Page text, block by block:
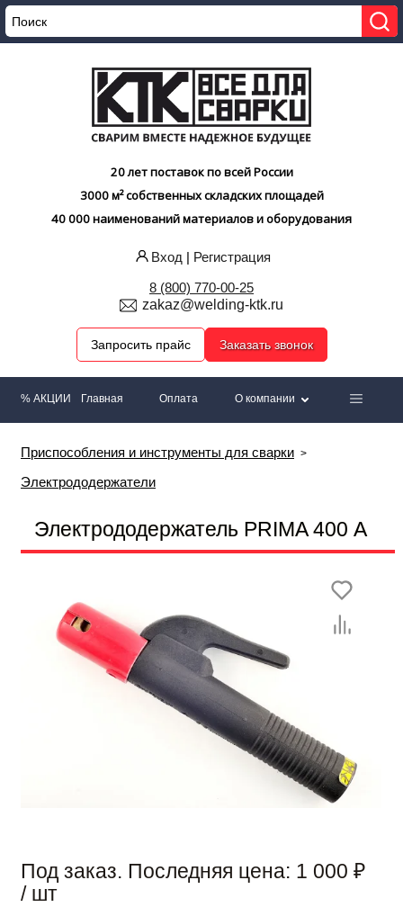
20 лет поставок по всей России
3000 м² собственных складских площадей
40 000 наименований материалов и оборудования
Вход | Регистрация
8 (800) 770-00-25
zakaz@welding-ktk.ru
Запросить прайс Заказать звонок
% АКЦИИ Главная Оплата О компании
Приспособления и инструменты для сварки
Электрододержатели
Электрододержатель PRIMA 400 А
Под заказ. Последняя цена: 1 000 ₽
/ шт